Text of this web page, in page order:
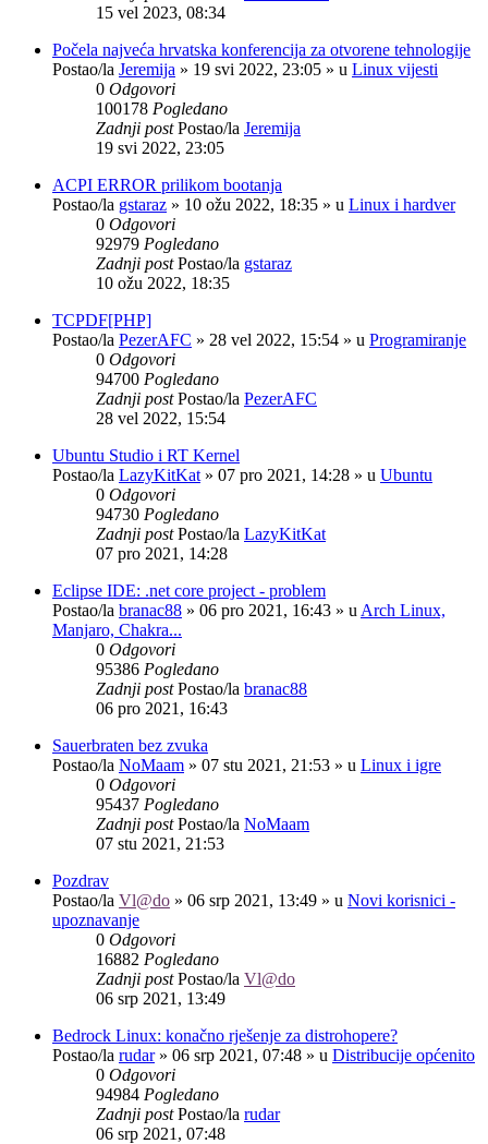
15 vel 2023, 08:34
Počela najveća hrvatska konferencija za otvorene tehnologije
Postao/la Jeremija » 19 svi 2022, 23:05 » u Linux vijesti
0 Odgovori
100178 Pogledano
Zadnji postPostao/la Jeremija
19 svi 2022, 23:05
ACPI ERROR prilikom bootanja
Postao/la gstaraz » 10 ožu 2022, 18:35 » u Linux i hardver
0 Odgovori
92979 Pogledano
Zadnji postPostao/la gstaraz
10 ožu 2022, 18:35
TCPDF[PHP]
Postao/la PezerAFC » 28 vel 2022, 15:54 » u Programiranje
0 Odgovori
94700 Pogledano
Zadnji postPostao/la PezerAFC
28 vel 2022, 15:54
Ubuntu Studio i RT Kernel
Postao/la LazyKitKat » 07 pro 2021, 14:28 » u Ubuntu
0 Odgovori
94730 Pogledano
Zadnji postPostao/la LazyKitKat
07 pro 2021, 14:28
Eclipse IDE: .net core project - problem
Postao/la branac88 » 06 pro 2021, 16:43 » u Arch Linux,
Manjaro, Chakra...
0 Odgovori
95386 Pogledano
Zadnji postPostao/la branac88
06 pro 2021, 16:43
Sauerbraten bez zvuka
Postao/la NoMaam » 07 stu 2021, 21:53 » u Linux i igre
0 Odgovori
95437 Pogledano
Zadnji postPostao/la NoMaam
07 stu 2021, 21:53
Pozdrav
Postao/la Vl@do » 06 srp 2021, 13:49 » u Novi korisnici -
upoznavanje
0 Odgovori
16882 Pogledano
Zadnji postPostao/la Vl@do
06 srp 2021, 13:49
Bedrock Linux: konačno rješenje za distrohopere?
Postao/la rudar» 06 srp 2021, 07:48 » u Distribucije općenito
0 Odgovori
94984 Pogledano
Zadnji postPostao/la rudar
06 srp 2021, 07:48